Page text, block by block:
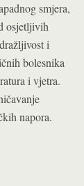
smjera,
osjetljivih
i
bolesnika
i vjetra.
napora.